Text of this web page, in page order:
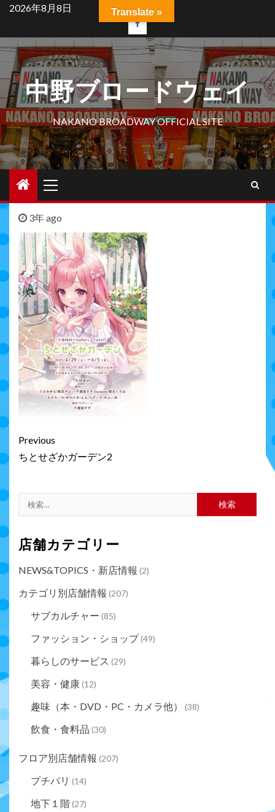
Skip
content
2026年8月8日
facebook
中野ブロードウェイ
NAKANO BROADWAY OFFICIAL SITE
Menu
3年 ago
Continue
Reading
Previous
ちとせざかガーデン2
索:
店舗カテゴリー
NEWS&TOPICS・新店情報 (2)
カテゴリ別店舗情報 (207)
サブカルチャー (85)
ファッション・ショップ(49)
暮らしのサービス (29)
美容・健康(12)
趣味（本・DVD・PC・カメラ他） (38)
飲食・食料品 (30)
フロア別店舗情報 (207)
プチパリ (14)
地下１階(27)
Translate »